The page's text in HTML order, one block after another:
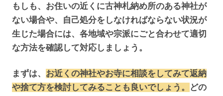
もしも、お住いの近くに古神札納め所のある神社が
ない場合や、自己処分をしなければならない状況が
生じた場合には、各地域や宗派にごと合わせて適切
な方法を確認して対応しましょう。
まずは、 お近くの神社やお寺に相談をしてみて返納
や捨て方を検討してみることも良いでしょう。
どの